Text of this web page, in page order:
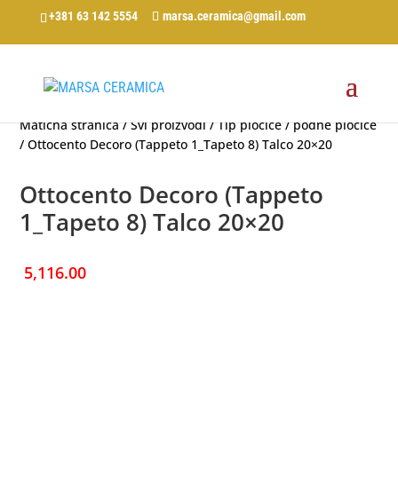
+381 63 142 5554 marsa.ceramica@gmail.com
Matična stranica/Svi proizvodi/Tip pločice/podne pločice
/ Ottocento Decoro (Tappeto 1_Tapeto 8) Talco 20×20
Ottocento Decoro (Tappeto
1_Tapeto 8) Talco 20×20
5,116.00